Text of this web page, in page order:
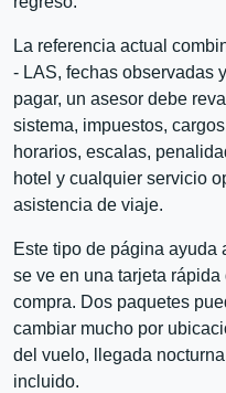
La referencia actual
- LAS, fechas observadas
pagar, un asesor debe
sistema, impuestos,
horarios, escalas,
hotel y cualquier servicio
asistencia de viaje.
Este tipo de página ayuda
se ve en una tarjeta
compra. Dos paquetes
cambiar mucho por
del vuelo, llegada
incluido.